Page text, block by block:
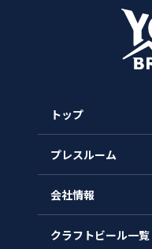
トップ
プレスルーム
会社情報
会社概要
クラフトビール一覧